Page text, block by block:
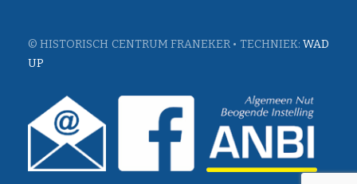
© HISTORISCH CENTRUM FRANEKER • TECHNIEK: WAD
UP